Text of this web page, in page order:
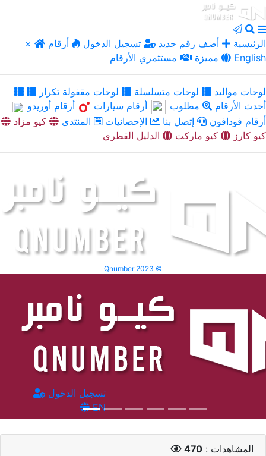
× الرئيسية أضف رقم جديد تسجيل الدخول
أرقام
مميزة
مستثمري الأرقام English
لوحات مواليد لوحات متسلسلة
لوحات مقفولة تكرار
أحدث الأرقام
مطلوب أرقام سيارات
أرقام أوريدو
أرقام فودافون
إتصل بنا الإحصائيات المنتدى
كيو مزاد
كيو كارز
كيو ماركت الدليل القطري
Qnumber 2023 ©
تسجيل الدخول
EN
المشاهدات : 470